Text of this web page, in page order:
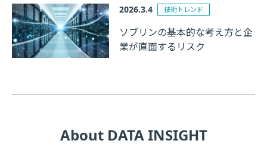
2026.3.4 技術トレンド
ソブリンの基本的な考え方と企
業が直面するリスク
About DATA INSIGHT